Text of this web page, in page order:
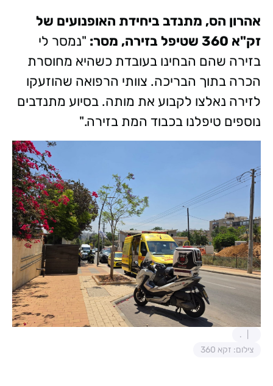
אהרון הס, מתנדב ביחידת האופנועים של
זק"א 360 שטיפל בזירה, מסר:
"נמסר לי
בזירה שהם הבחינו בעובדת כשהיא מחוסרת
הכרה בתוך הבריכה. צוותי הרפואה שהוזעקו
לזירה נאלצו לקבוע את מותה. בסיוע מתנדבים
נוספים טיפלנו בכבוד המת בזירה."
.
צילום: זקא 360